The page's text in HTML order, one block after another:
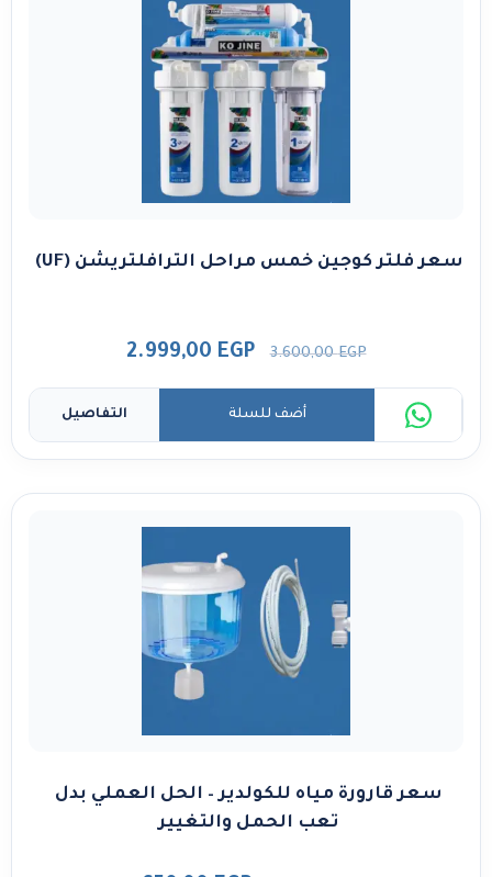
سعر فلتر كوجين خمس مراحل الترافلتريشن (UF)
3.600,00EGP
2.999,00 EGP
التفاصيل أضف للسلة
سعر قارورة مياه للكولدير – الحل العملي بدل
تعب الحمل والتغيير